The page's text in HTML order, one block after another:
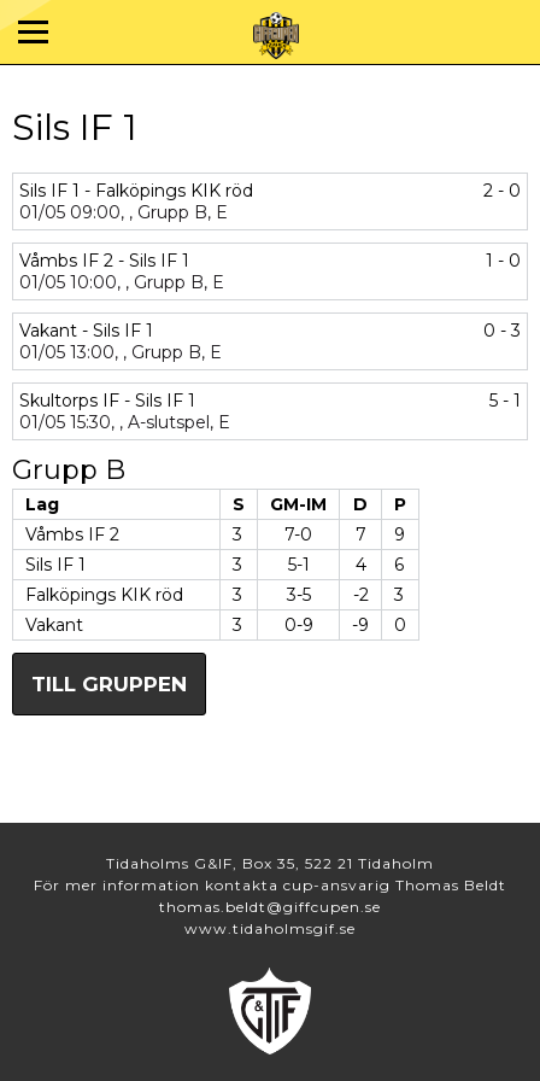
Sils IF 1
Sils IF 1 - Falköpings KIK röd
2 - 0
01/05 09:00, , Grupp B, E
Våmbs IF 2 - Sils IF 1
1 - 0
01/05 10:00, , Grupp B, E
Vakant - Sils IF 1
0 - 3
01/05 13:00, , Grupp B, E
Skultorps IF - Sils IF 1
5 - 1
01/05 15:30, , A-slutspel, E
Grupp B
Lag S GM-IM D
P
Våmbs IF 2
3 7-0 7
9
Sils IF 1
3 5-1 4
6
Falköpings KIK röd
3 3-5 -2
3
Vakant
3 0-9 -9 0
TILL GRUPPEN
Tidaholms G&IF, Box 35, 522 21 Tidaholm
För mer information kontakta cup-ansvarig Thomas Beldt
thomas.beldt@giffcupen.se
www.tidaholmsgif.se